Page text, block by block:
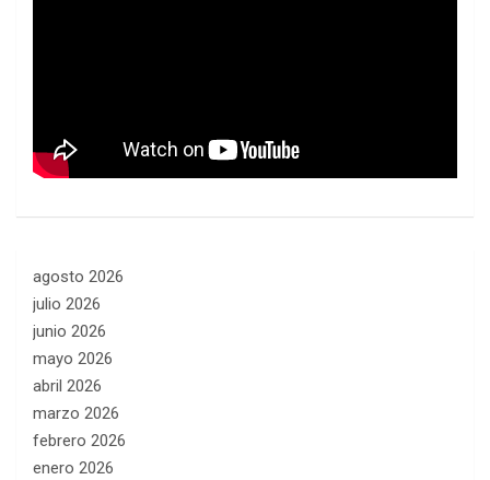
agosto 2026
julio 2026
junio 2026
mayo 2026
abril 2026
marzo 2026
febrero 2026
enero 2026